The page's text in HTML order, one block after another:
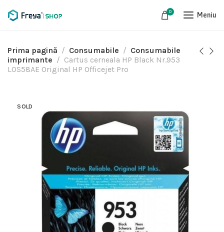
0 Meniu
Prima pagină Consumabile
Consumabile
imprimante
Cartus cerneala HP Black Nr.953
L0S58AE Original HP Officejet Pro
SOLD